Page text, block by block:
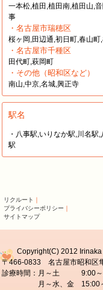
一本松,植田,植田南,植田山,
事
・名古屋市瑞穂区
桜ヶ岡,田辺通,初日町,春山
・名古屋市千種区
田代町,萩岡町
・その他（昭和区など）
南山,中京,名城,興正寺
駅名
・八事駅,いりなか駅,川名
駅
リクルート ｜
プライバシーポリシー ｜
サイトマップ
Copyright(C) 2012
〒466-0833 名古屋市昭和区
診療時間：月～土 9:00～
月～水、金 15:00～18: